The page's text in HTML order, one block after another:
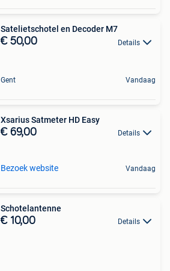
Satelietschotel en Decoder M7
€ 50,00 Details
Gent Vandaag
Xsarius Satmeter HD Easy
€ 69,00 Details
Bezoek website Vandaag
Schotelantenne
€ 10,00 Details